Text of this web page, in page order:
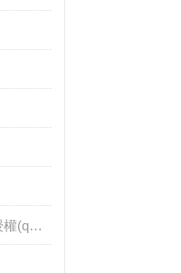
E＆K Scientific國內(nèi)授權(quán)代理